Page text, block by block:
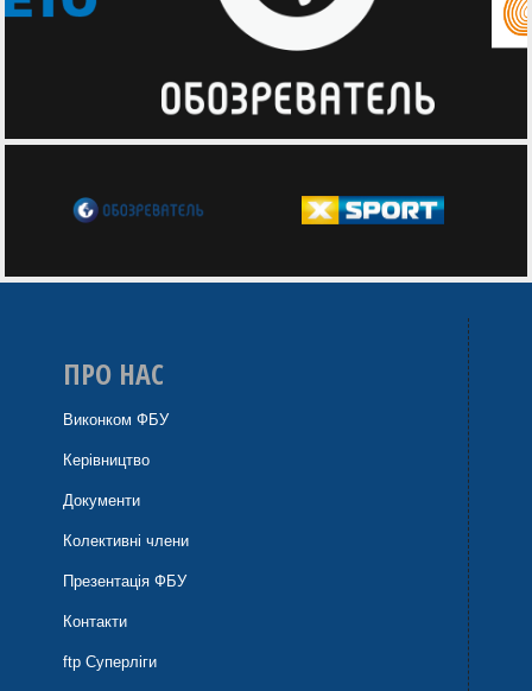
ПРО НАС
Виконком ФБУ
Керівництво
Документи
Колективні члени
Презентація ФБУ
Контакти
ftp Суперліги